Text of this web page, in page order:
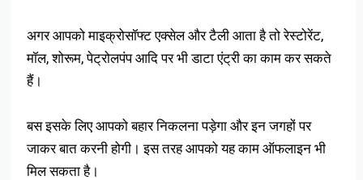
अगर आपको माइक्रोसॉफ्ट एक्सेल और टैली आता है तो रेस्टोरेंट,
मॉल, शोरूम, पेट्रोलपंप आदि पर भी डाटा एंट्री का काम कर सकते
हैं।
बस इसके लिए आपको बहार निकलना पड़ेगा और इन जगहों पर
जाकर बात करनी होगी। इस तरह आपको यह काम ऑफलाइन भी
मिल सकता है।